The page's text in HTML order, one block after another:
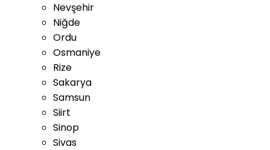
Nevşehir
Niğde
Ordu
Osmaniye
Rize
Sakarya
Samsun
Siirt
Sinop
Sivas